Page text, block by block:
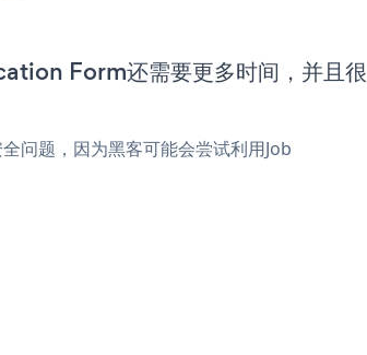
Form还需要更多时间，并且很
问题，因为黑客可能会尝试利用Job